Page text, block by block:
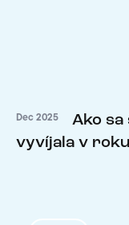
Dec 2025
Ako sa
vyvíjala v